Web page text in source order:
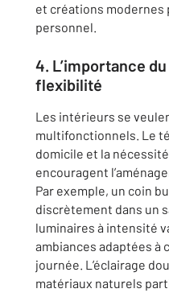
et créations
personnel.
4. L’importance
flexibilité
Les intérieurs se
multifonctionnels. Le
domicile et la
encouragent
Par exemple, un coin
discrètement dans un
luminaires à intensité
ambiances adaptées à
journée. L’éclairage
matériaux naturels